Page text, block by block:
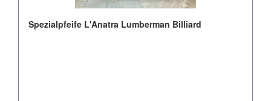
Spezialpfeife L'Anatra Lumberman Billiard